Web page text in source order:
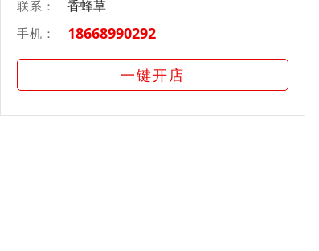
联系： 香蜂草
手机： 18668990292
一键开店